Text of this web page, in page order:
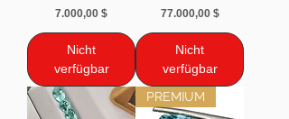
Preis
7.000,00 $
Nicht
verfügbar
Preis
77.000,00 $
Nicht
verfügbar
PREMIUM